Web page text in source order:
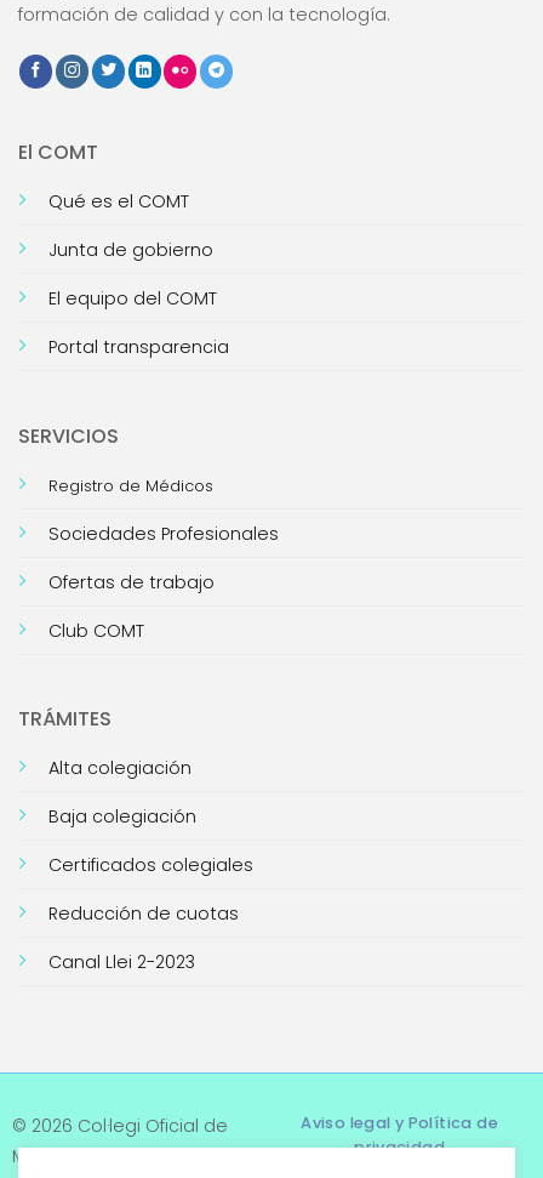
formación de calidad y con la tecnología.
El COMT
Qué es el COMT
Junta de gobierno
El equipo del COMT
Portal transparencia
SERVICIOS
Registro de Médicos
Sociedades Profesionales
Ofertas de trabajo
Club COMT
TRÁMITES
Alta colegiación
Baja colegiación
Certificados colegiales
Reducción de cuotas
Canal Llei 2-2023
© 2026 Col·legi Oficial de
Metges de Tarragona. Tots
Aviso legal y Política de
privacidad